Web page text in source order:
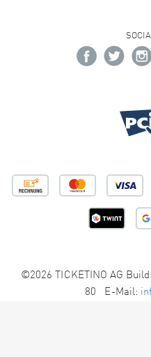
©2026 TICKETINO AG
80 E-Mail: